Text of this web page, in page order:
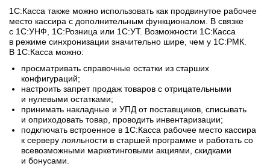
1С:Касса также можно использовать как продвинутое рабочее
место кассира с дополнительным функционалом. В связке
с 1С:УНФ, 1С:Розница или 1С:УТ. Возможности 1С:Касса
в режиме синхронизации значительно шире, чем у 1С:РМК.
В 1С:Касса можно:
просматривать справочные остатки из старших
конфигураций;
настроить запрет продаж товаров с отрицательными
и нулевыми остатками;
принимать накладные и УПД от поставщиков, списывать
и оприходовать товар, проводить инвентаризации;
подключать встроенное в 1С:Касса рабочее место кассира
к серверу лояльности в старшей программе и работать со
всевозможными маркетинговыми акциями, скидками
и бонусами.